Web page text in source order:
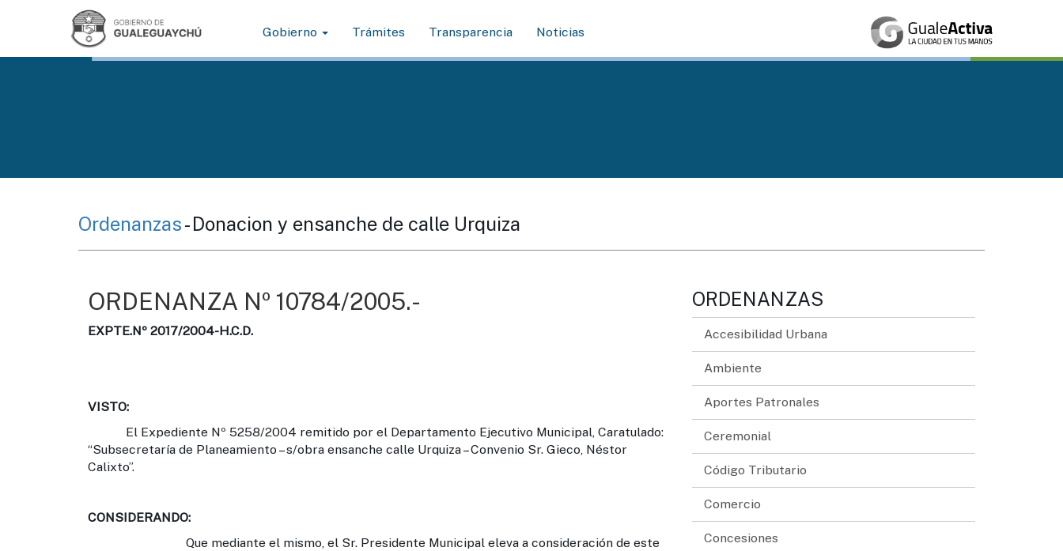
Gobierno Trámites Transparencia Noticias
Ordenanzas- Donacion y ensanche de calle Urquiza
ORDENANZA Nº 10784/2005.-
EXPTE.Nº 2017/2004-H.C.D.
VISTO:
El Expediente Nº 5258/2004 remitido por el Departamento Ejecutivo Municipal, Caratulado:
“Subsecretaría de Planeamiento – s/obra ensanche calle Urquiza – Convenio Sr. Gieco, Néstor
Calixto”.
CONSIDERANDO:
Que mediante el mismo, el Sr. Presidente Municipal eleva a consideración de este
ORDENANZAS
Accesibilidad Urbana
Ambiente
Aportes Patronales
Ceremonial
Código Tributario
Comercio
Concesiones